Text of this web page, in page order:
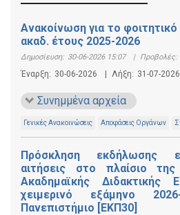
Ανακοίνωση για το
ακαδ. έτους 2025-2026
Δημοσίευση: 30-06-2026 15:07 | Προβολές:
Έναρξη: 30-06-2026 Λήξη: 31-07-2026
Συνημμένα αρχεία
Γενικές Ανακοινώσεις Αποφάσεις Οργάνων
Πρόσκληση εκδήλωσης
αιτήσεις στο πλαίσιο
Ακαδημαϊκής Διδακτικής
χειμερινό εξάμηνο
Πανεπιστήμιο [ΕΚΠ30]